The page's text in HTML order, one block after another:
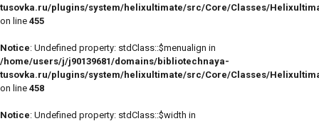
tusovka.ru/plugins/system/helixultimate/src/Core/Classes/
on line 455
Notice: Undefined property: stdClass::$menualign in
/home/users/j/j90139681/domains/bibliotechnaya-
tusovka.ru/plugins/system/helixultimate/src/Core/Classes/
on line 458
Notice: Undefined property: stdClass::$width in